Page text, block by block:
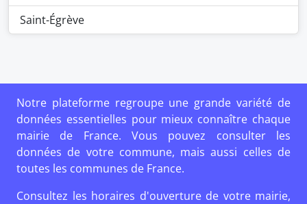
Saint-Égrève
Notre plateforme regroupe une grande variété de
données essentielles pour mieux connaître chaque
mairie de France. Vous pouvez consulter les
données de votre commune, mais aussi celles de
toutes les communes de France.
Consultez les horaires d'ouverture de votre mairie,